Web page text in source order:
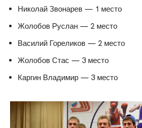
Николай Звонарев — 1 место
Жолобов Руслан — 2 место
Василий Гореликов — 2 место
Жолобов Стас — 3 место
Каргин Владимир — 3 место